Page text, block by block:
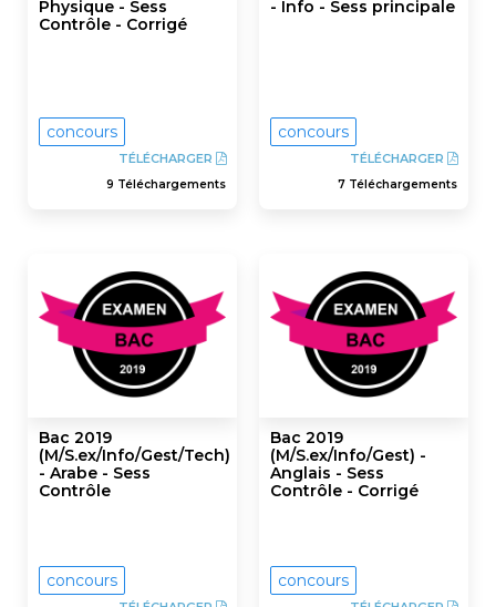
Physique - Sess
Contrôle - Corrigé
concours
TÉLÉCHARGER
9 Téléchargements
- Info - Sess principale
concours
TÉLÉCHARGER
7 Téléchargements
Bac 2019
(M/S.ex/Info/Gest/Tech)
- Arabe - Sess
Contrôle
concours
Bac 2019
(M/S.ex/Info/Gest) -
Anglais - Sess
Contrôle - Corrigé
concours